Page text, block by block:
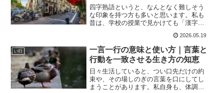
四字熟語というと、なんとなく難しそう
な印象を持つ方も多いと思います。私も
昔は、学校の授業で見かけても「漢字が
た。ですが、意味を知ると意外と面白
く、日常生活やニュースの中でも使われ
ている表現が多いことに気づき...
2026.05.19
い行
一言一行の意味と使い方｜言葉と
行動を一致させる生き方の知恵
日々生活していると、つい口先だけの約
束や、その場しのぎの言葉を口にしてし
まうことがあります。私自身も、体調や